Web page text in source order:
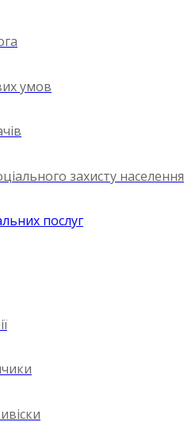
умов
захисту населення
послуг